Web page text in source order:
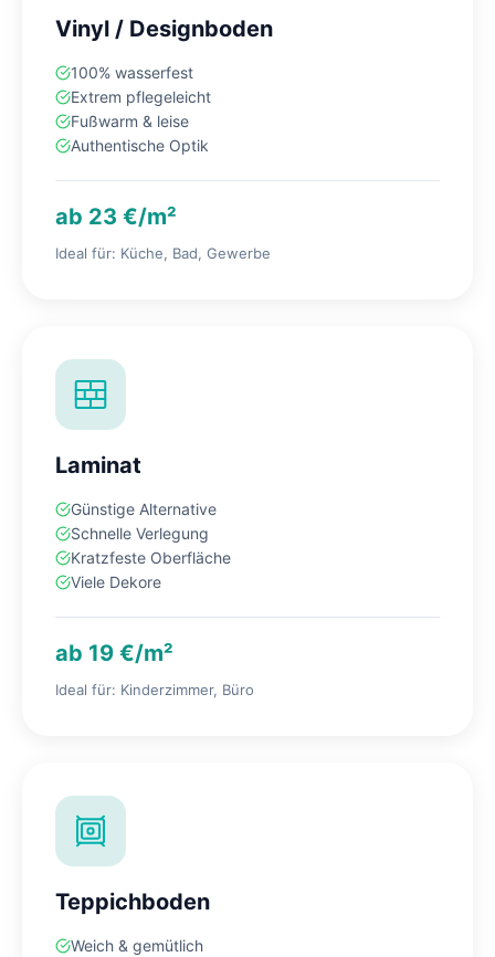
Vinyl / Designboden
100% wasserfest
Extrem pflegeleicht
Fußwarm & leise
Authentische Optik
ab 23 €/m²
Ideal für: Küche, Bad, Gewerbe
Laminat
Günstige Alternative
Schnelle Verlegung
Kratzfeste Oberfläche
Viele Dekore
ab 19 €/m²
Ideal für: Kinderzimmer, Büro
Teppichboden
Weich & gemütlich